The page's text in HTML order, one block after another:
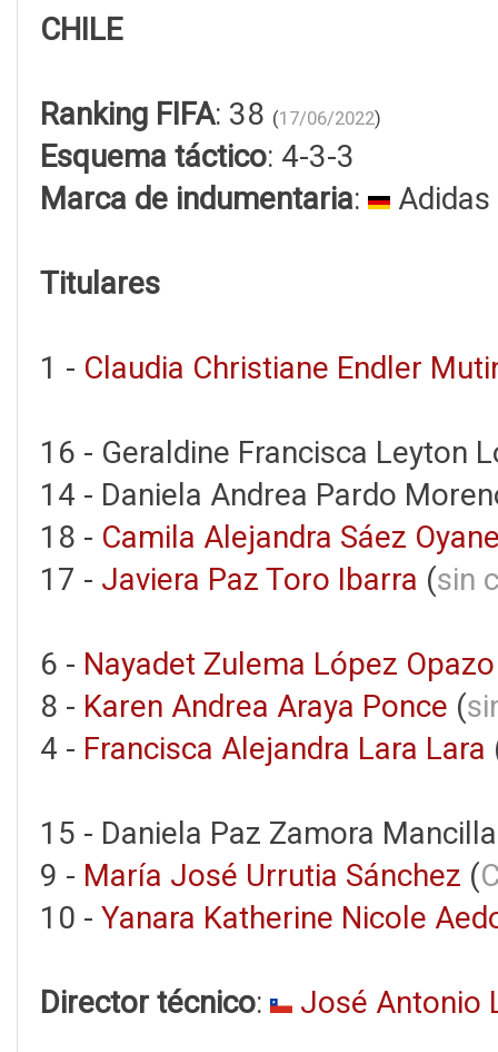
CHILE
Ranking FIFA: 38 (17/06/2022)
Esquema táctico: 4-3-3
Marca de indumentaria: Adidas
Titulares
1 - Claudia Christiane Endler
16 - Geraldine Francisca Leyton
14 - Daniela Andrea Pardo
18 - Camila Alejandra Sáez
17 - Javiera Paz Toro Ibarra (sin
6 - Nayadet Zulema López Opazo
8 - Karen Andrea Araya Ponce (
4 - Francisca Alejandra Lara Lara
15 - Daniela Paz Zamora
9 - María José Urrutia Sánchez (
10 - Yanara Katherine Nicole
Director técnico: José Antonio